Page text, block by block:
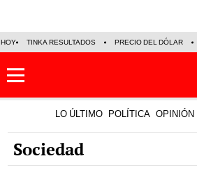
HOY TINKA RESULTADOS PRECIO DEL DÓLAR
LO ÚLTIMO POLÍTICA OPINIÓN
Sociedad